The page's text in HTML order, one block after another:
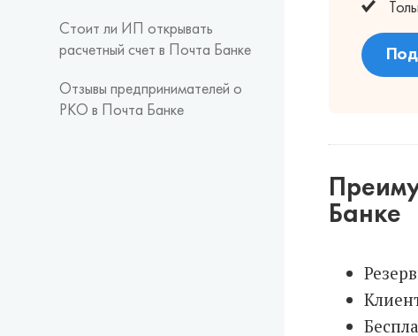
Стоит ли ИП открывать
расчетный счет в Почта Банке
Отзывы предпринимателей о
РКО в Почта Банке
Банке